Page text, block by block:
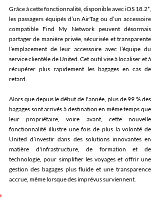
Grâce à cette fonctionnalité, disponible avec iOS 18.2*,
les passagers équipés d’un AirTag ou d’un accessoire
compatible Find My Network peuvent désormais
partager de manière privée, sécurisée et transparente
l’emplacement de leur accessoire avec l’équipe du
service clientèle de United. Cet outil vise à localiser et à
récupérer plus rapidement les bagages en cas de
retard.
Alors que depuis le début de l'année, plus de 99 % des
bagages sont arrivés à destination en même temps que
leur propriétaire, voire avant, cette nouvelle
fonctionnalité illustre une fois de plus la volonté de
United d’investir dans des solutions innovantes en
matière d'infrastructure, de formation et de
technologie, pour simplifier les voyages et offrir une
gestion des bagages plus fluide et une transparence
accrue, même lorsque des imprévus surviennent.